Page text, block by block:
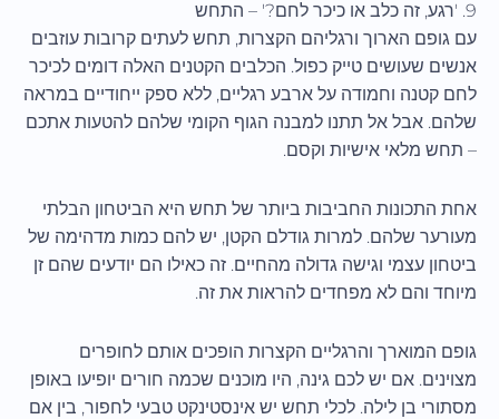
9. 'רגע, זה כלב או כיכר לחם?' – התחש
עם גופם הארוך ורגליהם הקצרות, תחש לעתים קרובות עוזבים
אנשים שעושים טייק כפול. הכלבים הקטנים האלה דומים לכיכר
לחם קטנה וחמודה על ארבע רגליים, ללא ספק ייחודיים במראה
שלהם. אבל אל תתנו למבנה הגוף הקומי שלהם להטעות אתכם
– תחש מלאי אישיות וקסם.
אחת התכונות החביבות ביותר של תחש היא הביטחון הבלתי
מעורער שלהם. למרות גודלם הקטן, יש להם כמות מדהימה של
ביטחון עצמי וגישה גדולה מהחיים. זה כאילו הם יודעים שהם זן
מיוחד והם לא מפחדים להראות את זה.
גופם המוארך והרגליים הקצרות הופכים אותם לחופרים
מצוינים. אם יש לכם גינה, היו מוכנים שכמה חורים יופיעו באופן
מסתורי בן לילה. לכלי תחש יש אינסטינקט טבעי לחפור, בין אם